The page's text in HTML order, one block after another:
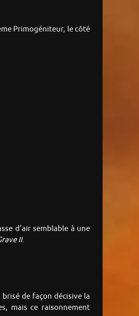
Primogéniteur, le côté
d’air semblable à une
II.
de façon décisive la
mais ce raisonnement